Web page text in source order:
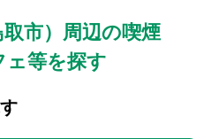
市）周辺の喫煙
ェ等を探す